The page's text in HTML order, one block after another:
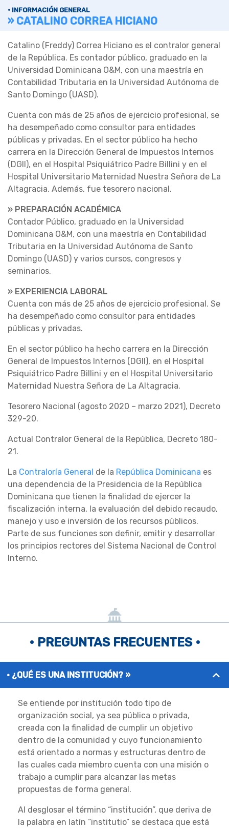
• INFORMACIÓN GENERAL
» CATALINO CORREA HICIANO
Catalino (Freddy) Correa Hiciano es el contralor general
de la República. Es contador público, graduado en la
Universidad Dominicana O&M, con una maestría en
Contabilidad Tributaria en la Universidad Autónoma de
Santo Domingo (UASD).
Cuenta con más de 25 años de ejercicio profesional, se
ha desempeñado como consultor para entidades
públicas y privadas. En el sector público ha hecho
carrera en la Dirección General de Impuestos Internos
(DGII), en el Hospital Psiquiátrico Padre Billini y en el
Hospital Universitario Maternidad Nuestra Señora de La
Altagracia. Además, fue tesorero nacional.
» PREPARACIÓN ACADÉMICA
Contador Público, graduado en la Universidad
Dominicana O&M, con una maestría en Contabilidad
Tributaria en la Universidad Autónoma de Santo
Domingo (UASD) y varios cursos, congresos y
seminarios.
» EXPERIENCIA LABORAL
Cuenta con más de 25 años de ejercicio profesional. Se
ha desempeñado como consultor para entidades
públicas y privadas.
En el sector público ha hecho carrera en la Dirección
General de Impuestos Internos (DGII), en el Hospital
Psiquiátrico Padre Billini y en el Hospital Universitario
Maternidad Nuestra Señora de La Altagracia.
Tesorero Nacional (agosto 2020 – marzo 2021), Decreto
329-20.
Actual Contralor General de la República, Decreto 180-
21.
La Contraloría General de la República Dominicana es
una dependencia de la Presidencia de la República
Dominicana que tienen la finalidad de ejercer la
fiscalización interna, la evaluación del debido recaudo,
manejo y uso e inversión de los recursos públicos.
Parte de sus funciones son definir, emitir y desarrollar
los principios rectores del Sistema Nacional de Control
Interno.
• PREGUNTAS FRECUENTES •
¿QUÉ ES UNA INSTITUCIÓN? »
Se entiende por institución todo tipo de
organización social, ya sea pública o privada,
creada con la finalidad de cumplir un objetivo
dentro de la comunidad y cuyo funcionamiento
está orientado a normas y estructuras dentro de
las cuales cada miembro cuenta con una misión o
trabajo a cumplir para alcanzar las metas
propuestas de forma general.
Al desglosar el término “institución”, que deriva de
la palabra en latín “institutio” se destaca que está